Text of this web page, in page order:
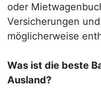
oder
Versicherungen
möglicherweise
Was ist die beste
Ausland?